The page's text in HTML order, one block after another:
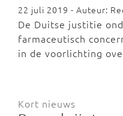
22 juli 2019 - Auteur:
De Duitse justitie
farmaceutisch
in de voorlichting
Kort nieuws